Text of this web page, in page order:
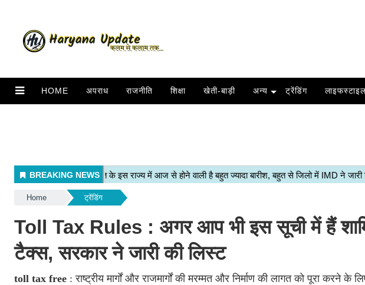
HOME अपराध राजनीति शिक्षा खेती-बाड़ी अन्य ट्रेंडिंग
Home ट्रेंडिंग
Toll Tax Rules : अगर आप भी इस सूची में हैं
टैक्स, सरकार ने जारी की लिस्ट
toll tax free : राष्ट्रीय मार्गों और राजमार्गों की मरम्मत और निर्माण की लागत को पूरा करने